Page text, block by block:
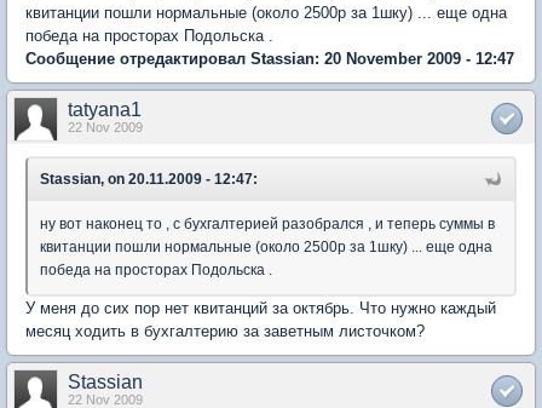
квитанции пошли нормальные (около 2500р за 1шку) ... еще одна
победа на просторах Подольска .
Сообщение отредактировал Stassian: 20 November 2009 - 12:47
tatyana1
22 Nov 2009
Stassian, on 20.11.2009 - 12:47:
ну вот наконец то , с бухгалтерией разобрался , и теперь суммы в
квитанции пошли нормальные (около 2500р за 1шку) ... еще одна
победа на просторах Подольска .
У меня до сих пор нет квитанций за октябрь. Что нужно каждый
месяц ходить в бухгалтерию за заветным листочком?
Stassian
22 Nov 2009